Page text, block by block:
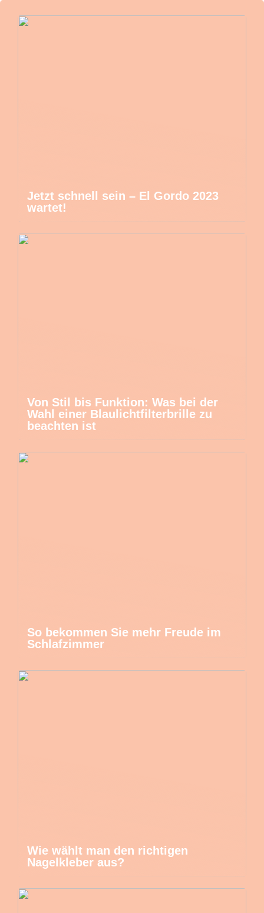
Jetzt schnell sein – El Gordo 2023
wartet!
Von Stil bis Funktion: Was bei der
Wahl einer Blaulichtfilterbrille zu
beachten ist
So bekommen Sie mehr Freude im
Schlafzimmer
Wie wählt man den richtigen
Nagelkleber aus?